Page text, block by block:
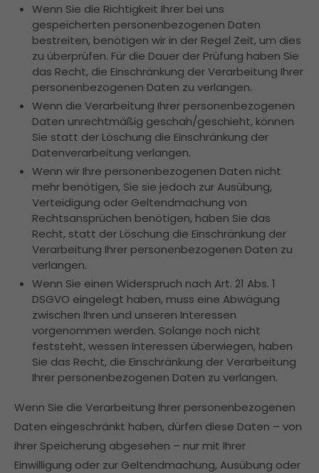
Wenn Sie die Richtigkeit Ihrer bei uns
gespeicherten personenbezogenen Daten
bestreiten, benötigen wir in der Regel Zeit, um dies
zu überprüfen. Für die Dauer der Prüfung haben Sie
das Recht, die Einschränkung der Verarbeitung Ihrer
personenbezogenen Daten zu verlangen.
Wenn die Verarbeitung Ihrer personenbezogenen
Daten unrechtmäßig geschah/geschieht, können
Sie statt der Löschung die Einschränkung der
Datenverarbeitung verlangen.
Wenn wir Ihre personenbezogenen Daten nicht
mehr benötigen, Sie sie jedoch zur Ausübung,
Verteidigung oder Geltendmachung von
Rechtsansprüchen benötigen, haben Sie das
Recht, statt der Löschung die Einschränkung der
Verarbeitung Ihrer personenbezogenen Daten zu
verlangen.
Wenn Sie einen Widerspruch nach Art. 21 Abs. 1
DSGVO eingelegt haben, muss eine Abwägung
zwischen Ihren und unseren Interessen
vorgenommen werden. Solange noch nicht
feststeht, wessen Interessen überwiegen, haben
Sie das Recht, die Einschränkung der Verarbeitung
Ihrer personenbezogenen Daten zu verlangen.
Wenn Sie die Verarbeitung Ihrer personenbezogenen
Daten eingeschränkt haben, dürfen diese Daten – von
ihrer Speicherung abgesehen – nur mit Ihrer
Einwilligung oder zur Geltendmachung, Ausübung oder